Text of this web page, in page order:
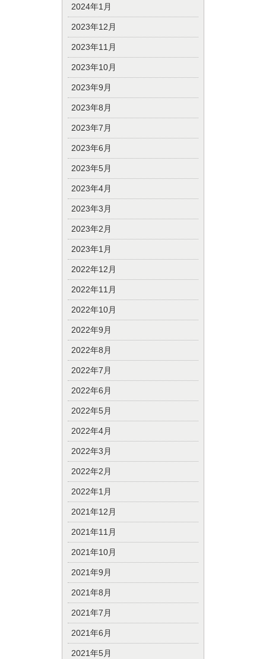
2024年1月
2023年12月
2023年11月
2023年10月
2023年9月
2023年8月
2023年7月
2023年6月
2023年5月
2023年4月
2023年3月
2023年2月
2023年1月
2022年12月
2022年11月
2022年10月
2022年9月
2022年8月
2022年7月
2022年6月
2022年5月
2022年4月
2022年3月
2022年2月
2022年1月
2021年12月
2021年11月
2021年10月
2021年9月
2021年8月
2021年7月
2021年6月
2021年5月